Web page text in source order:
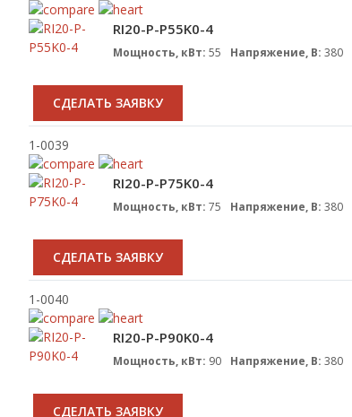
RI20-P-P55K0-4
Мощность, кВт: 55 Напряжение, В: 380
CДЕЛАТЬ ЗАЯВКУ
1-0039
RI20-P-P75K0-4
Мощность, кВт: 75 Напряжение, В: 380
CДЕЛАТЬ ЗАЯВКУ
1-0040
RI20-P-P90K0-4
Мощность, кВт: 90 Напряжение, В: 380
CДЕЛАТЬ ЗАЯВКУ